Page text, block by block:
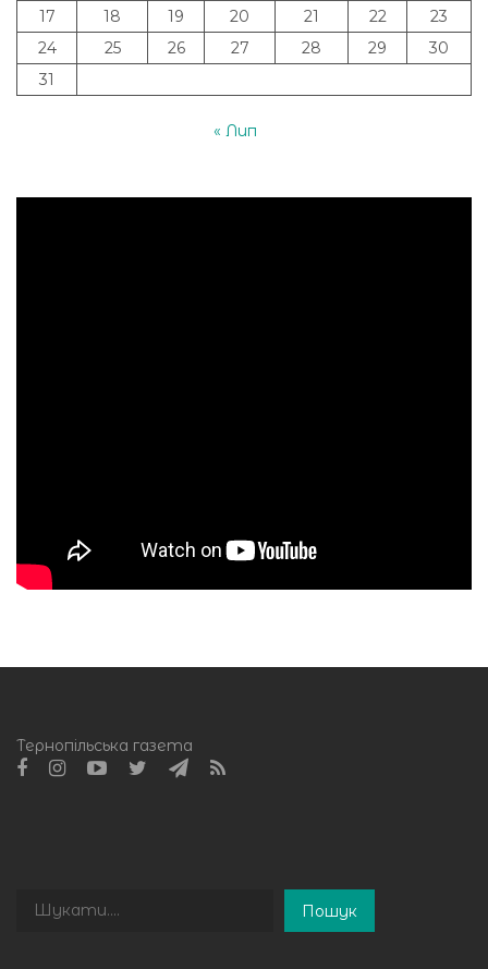
17
18 19 20 21 22
23
24
25 26 27 28 29
30
31
« Лип
Тернопільська газета
Пошук
Пошук